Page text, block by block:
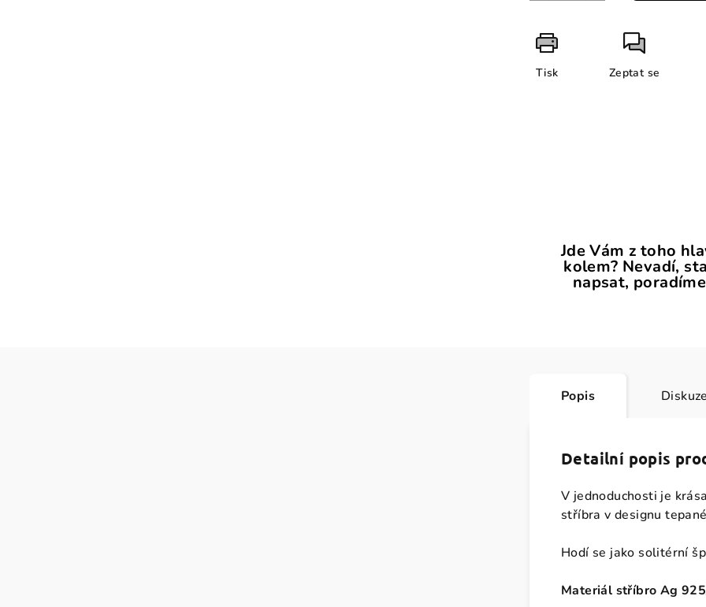
Tisk Zeptat se
Jde Vám z toho
kolem? Nevadí,
napsat,
Popis Diskuze
Detailní popis
V jednoduchosti je
stříbra v designu
Hodí se jako solitérní
Materiál stříbro Ag